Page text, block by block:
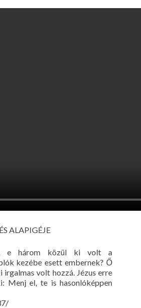
ALAPIGÉJE
e három közül ki volt a
kezébe esett embernek? Ő
irgalmas volt hozzá. Jézus erre
Menj el, te is hasonlóképpen